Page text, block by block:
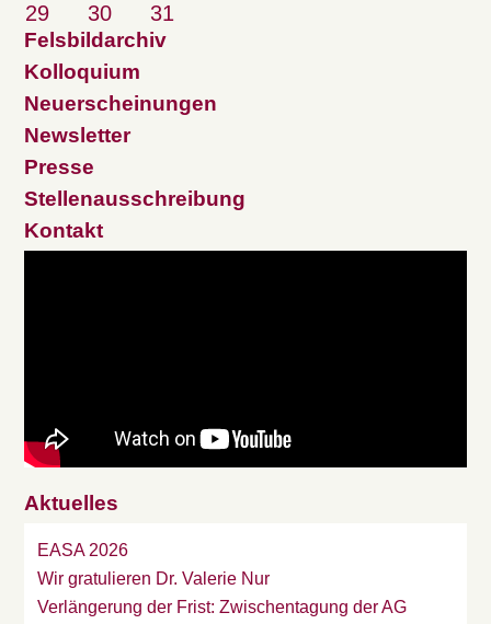
29
30 31
Felsbildarchiv
Kolloquium
Neuerscheinungen
Newsletter
Presse
Stellenausschreibung
Kontakt
Aktuelles
EASA 2026
Wir gratulieren Dr. Valerie Nur
Verlängerung der Frist: Zwischentagung der AG